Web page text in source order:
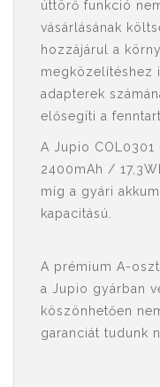
úttörő funkció
vásárlásának
hozzájárul a
megközelítéshez
adapterek
elősegíti a
A Jupio COL0301
2400mAh /
míg a gyári
kapacitású.
A prémium A-
a Jupio gyárban
köszönhetően
garanciát tudunk